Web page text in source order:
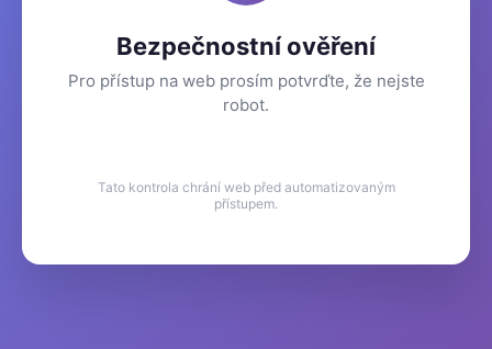
Bezpečnostní ověření
Pro přístup na web prosím potvrďte, že nejste
robot.
Tato kontrola chrání web před automatizovaným
přístupem.